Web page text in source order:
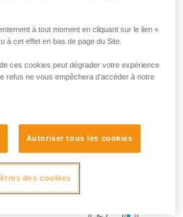
à tout moment en cliquant sur le lien «
à cet effet en bas de page du Site.
ces cookies peut dégrader votre expérience
refus ne vous empêchera d’accéder à notre
Autoriser tous les cookies
des cookies